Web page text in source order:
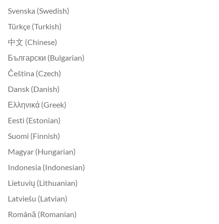
Svenska (Swedish)
Türkçe (Turkish)
中文 (Chinese)
Български (Bulgarian)
Čeština (Czech)
Dansk (Danish)
Ελληνικά (Greek)
Eesti (Estonian)
Suomi (Finnish)
Magyar (Hungarian)
Indonesia (Indonesian)
Lietuvių (Lithuanian)
Latviešu (Latvian)
Română (Romanian)